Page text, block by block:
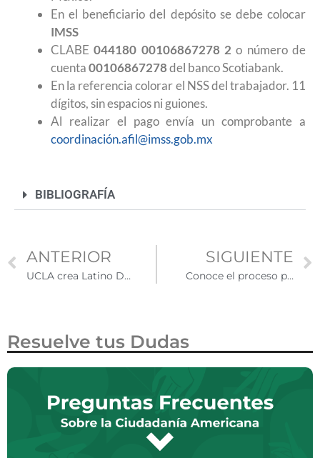
En el beneficiario del depósito se debe colocar
IMSS
CLABE044180 00106867278 2 o número de
cuenta00106867278del banco Scotiabank.
En la referencia colorar el NSS del trabajador. 11
dígitos, sin espacios ni guiones.
Al realizar el pago envía un comprobante a
coordinación.afil@imss.gob.mx
BIBLIOGRAFÍA
ANTERIOR
UCLA crea Latino Data Hub, plataforma digital sobre datos de las comunidades latinas de todo EE.UU.
SIGUIENTE
Conoce el proceso para reemplazar la Tarjeta de Residente Permanente o Green Card
Resuelve tus Dudas